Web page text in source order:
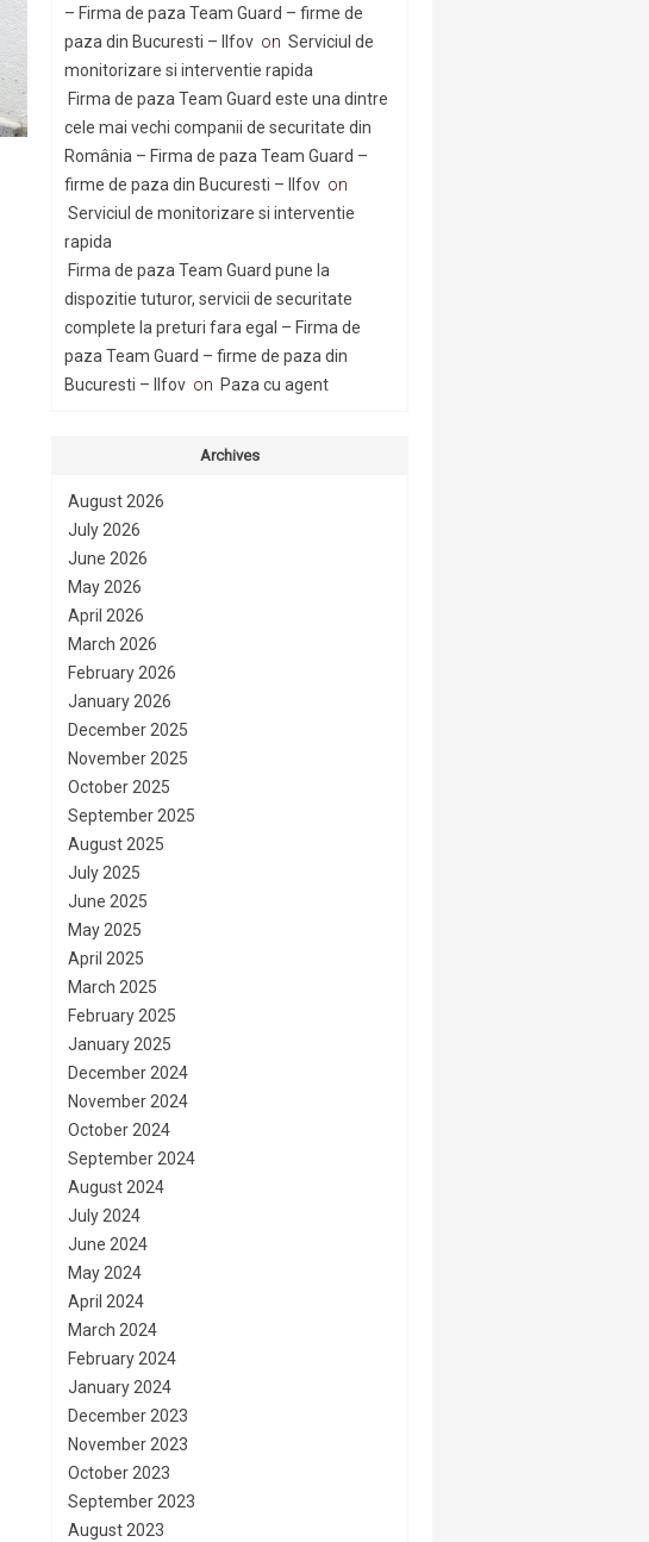
– Firma de paza Team Guard – firme de
paza din Bucuresti – Ilfov on Serviciul de
monitorizare si interventie rapida
Firma de paza Team Guard este una dintre
cele mai vechi companii de securitate din
România – Firma de paza Team Guard –
firme de paza din Bucuresti – Ilfov on
Serviciul de monitorizare si interventie
rapida
Firma de paza Team Guard pune la
dispozitie tuturor, servicii de securitate
complete la preturi fara egal – Firma de
paza Team Guard – firme de paza din
Bucuresti – Ilfov on Paza cu agent
Archives
August 2026
July 2026
June 2026
May 2026
April 2026
March 2026
February 2026
January 2026
December 2025
November 2025
October 2025
September 2025
August 2025
July 2025
June 2025
May 2025
April 2025
March 2025
February 2025
January 2025
December 2024
November 2024
October 2024
September 2024
August 2024
July 2024
June 2024
May 2024
April 2024
March 2024
February 2024
January 2024
December 2023
November 2023
October 2023
September 2023
August 2023